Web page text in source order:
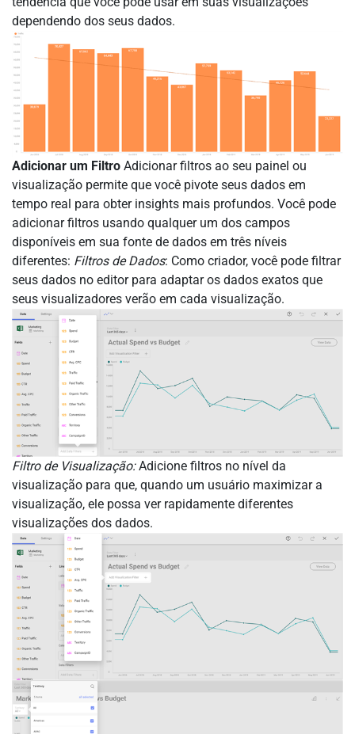
dependendo dos seus dados.
Adicionar um Filtro Adicionar filtros ao seu painel ou
visualização permite que você pivote seus dados em
tempo real para obter insights mais profundos. Você pode
adicionar filtros usando qualquer um dos campos
disponíveis em sua fonte de dados em três níveis
diferentes: Filtros de Dados: Como criador, você pode filtrar
seus dados no editor para adaptar os dados exatos que
seus visualizadores verão em cada visualização.
Filtro de Visualização:Adicione filtros no nível da
visualização para que, quando um usuário maximizar a
visualização, ele possa ver rapidamente diferentes
visualizações dos dados.